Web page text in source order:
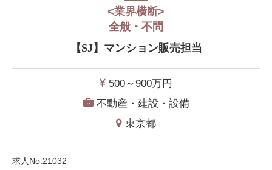
<業界横断>
全般・不問
【SJ】マンション販売担当
500～900万円
不動産・建設・設備
東京都
求人No.21032